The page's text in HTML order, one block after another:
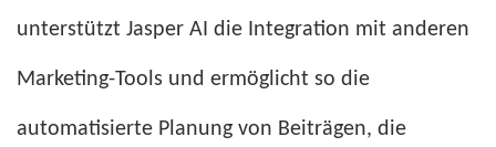
unterstützt Jasper AI die Integration mit anderen
Marketing-Tools und ermöglicht so die
automatisierte Planung von Beiträgen, die